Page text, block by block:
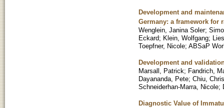
Development and
Germany: a framework for
Wenglein, Janina Soler;
Eckard; Klein, Wolfgang;
Toepfner, Nicole; ABSaP
Development and
Marsall, Patrick; Fandrich,
Dayananda, Pete; Chiu,
Schneiderhan-Marra, Nicole;
Diagnostic Value of